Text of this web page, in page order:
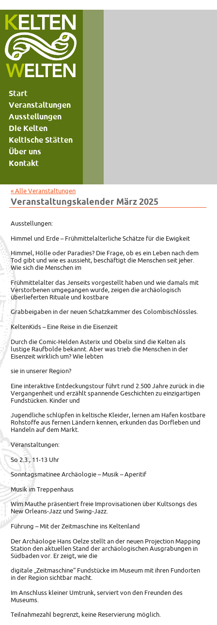
Start
Veranstaltungen
Ausstellungen
Die Kelten
Keltische Stätten
Über uns
Kontakt
« Alle Veranstaltungen
Veranstaltungskalender März 2025
Ausstellungen:
Himmel und Erde – Frühmittelalterliche Schätze für die Ewigkeit
Himmel, Hölle oder Paradies? Die Frage, ob es ein Leben nach dem
Tod gibt und wie es aussieht, beschäftigt die Menschen seit jeher.
Wie sich die Menschen im
Frühmittelalter das Jenseits vorgestellt haben und wie damals mit
Verstorbenen umgegangen wurde, zeigen die archäologisch
überlieferten Rituale und kostbare
Grabbeigaben in der neuen Schatzkammer des Colombischlössles.
KeltenKids – Eine Reise in die Eisenzeit
Durch die Comic-Helden Asterix und Obelix sind die Kelten als
lustige Raufbolde bekannt. Aber was trieb die Menschen in der
Eisenzeit wirklich um? Wie lebten
sie in unserer Region?
Eine interaktive Entdeckungstour führt rund 2.500 Jahre zurück in die
Vergangenheit und erzählt spannende Geschichten zu einzigartigen
Fundstücken. Kinder und
Jugendliche schlüpfen in keltische Kleider, lernen am Hafen kostbare
Rohstoffe aus fernen Ländern kennen, erkunden das Dorfleben und
Handeln auf dem Markt.
Veranstaltungen:
So 2.3., 11-13 Uhr
Sonntagsmatinee Archäologie – Musik – Aperitif
Musik im Treppenhaus
Wim Mauthe präsentiert freie Improvisationen über Kultsongs des
New Orleans-Jazz und Swing-Jazz.
Führung – Mit der Zeitmaschine ins Keltenland
Der Archäologe Hans Oelze stellt an der neuen Projection Mapping
Station den aktuellen Stand der archäologischen Ausgrabungen in
Südbaden vor. Er zeigt, wie die
digitale „Zeitmaschine“ Fundstücke im Museum mit ihren Fundorten
in der Region sichtbar macht.
Im Anschluss kleiner Umtrunk, serviert von den Freunden des
Museums.
Teilnahmezahl begrenzt, keine Reservierung möglich.